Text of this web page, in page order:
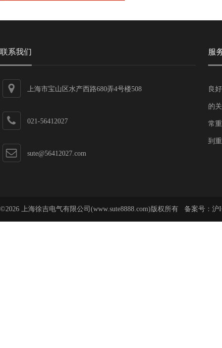
联系我们
上海市宝山区水产西路680弄4号楼508
021-56412027
sute@56412027.com
服
良
的
常
到
©2026 上海徐吉电气有限公司(www.sute8888.com)版权所有 备案号： 沪